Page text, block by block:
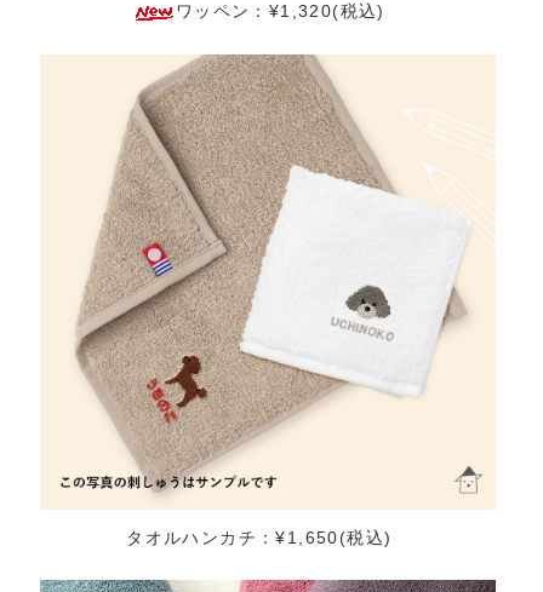
ワッペン：¥1,320(税込)
タオルハンカチ：¥1,650(税込)